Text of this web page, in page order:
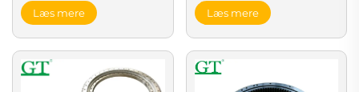
Læs mere Læs mere